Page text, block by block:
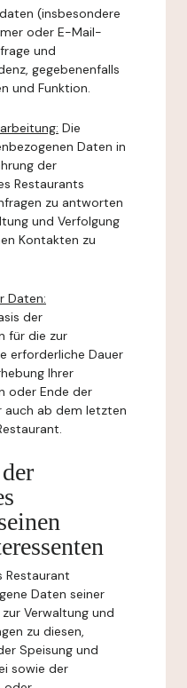
(insbesondere
oder E-Mail-
und
gegebenenfalls
und Funktion.
Die
Daten in
der
Restaurants
zu antworten
und Verfolgung
Kontakten zu
Daten:
der
für die zur
erforderliche Dauer
Ihrer
oder Ende der
auch ab dem letzten
Restaurant
Daten seiner
Verwaltung und
zu diesen,
Speisung und
sowie der